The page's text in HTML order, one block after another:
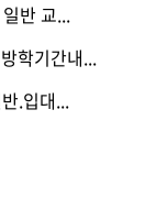
반 교...
학기간내...
.입대...